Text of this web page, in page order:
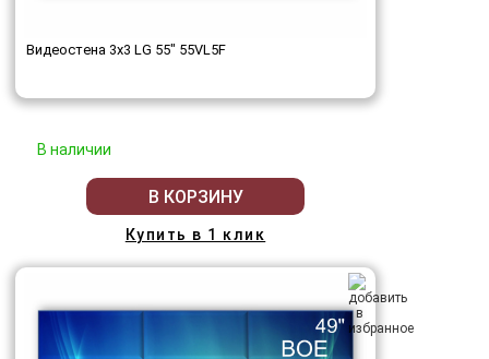
Видеостена 3x3 LG 55" 55VL5F
В наличии
В КОРЗИНУ
Купить в 1 клик